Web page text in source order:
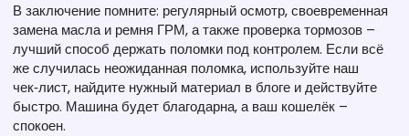
В заключение помните: регулярный осмотр, своевременная
замена масла и ремня ГРМ, а также проверка тормозов –
лучший способ держать поломки под контролем. Если всё
же случилась неожиданная поломка, используйте наш
чек‑лист, найдите нужный материал в блоге и действуйте
быстро. Машина будет благодарна, а ваш кошелёк –
спокоен.